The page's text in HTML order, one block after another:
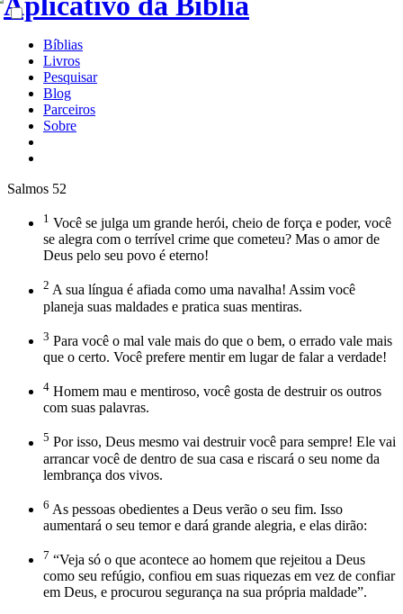
Bíblias
Livros
Pesquisar
Blog
Parceiros
Sobre
Salmos 52
1 Você se julga um grande herói, cheio de força e poder, você
se alegra com o terrível crime que cometeu? Mas o amor de
Deus pelo seu povo é eterno!
2 A sua língua é afiada como uma navalha! Assim você
planeja suas maldades e pratica suas mentiras.
3 Para você o mal vale mais do que o bem, o errado vale mais
que o certo. Você prefere mentir em lugar de falar a verdade!
4 Homem mau e mentiroso, você gosta de destruir os outros
com suas palavras.
5 Por isso, Deus mesmo vai destruir você para sempre! Ele vai
arrancar você de dentro de sua casa e riscará o seu nome da
lembrança dos vivos.
6 As pessoas obedientes a Deus verão o seu fim. Isso
aumentará o seu temor e dará grande alegria, e elas dirão:
7 “Veja só o que acontece ao homem que rejeitou a Deus
como seu refúgio, confiou em suas riquezas em vez de confiar
em Deus, e procurou segurança na sua própria maldade”.